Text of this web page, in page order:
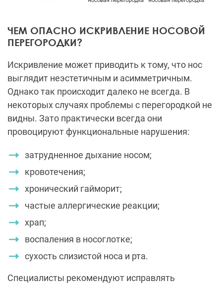
ЧЕМ ОПАСНО ИСКРИВЛЕНИЕ НОСОВОЙ
ПЕРЕГОРОДКИ?
Искривление может приводить к тому, что нос
выглядит неэстетичным и асимметричным.
Однако так происходит далеко не всегда. В
некоторых случаях проблемы с перегородкой не
видны. Зато практически всегда они
провоцируют функциональные нарушения:
затрудненное дыхание носом;
кровотечения;
хронический гайморит;
частые аллергические реакции;
храп;
воспаления в носоглотке;
сухость слизистой носа и рта.
Специалисты рекомендуют исправлять